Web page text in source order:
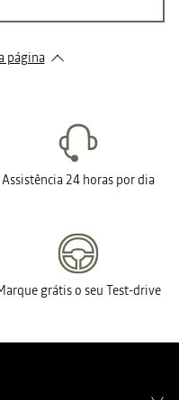
página
Assistência 24 horas por dia
grátis o seu Test-drive